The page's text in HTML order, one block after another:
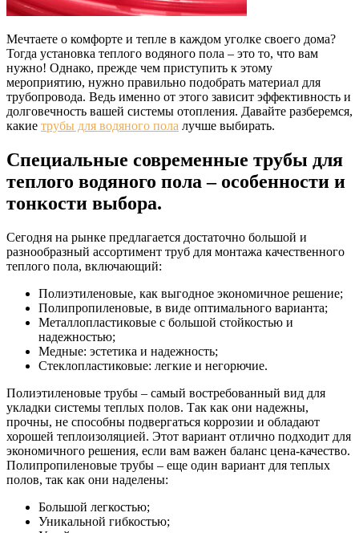
Мечтаете о комфорте и тепле в каждом уголке своего дома?
Тогда установка теплого водяного пола – это то, что вам
нужно! Однако, прежде чем приступить к этому
мероприятию, нужно правильно подобрать материал для
трубопровода. Ведь именно от этого зависит эффективность и
долговечность вашей системы отопления. Давайте разберемся,
какие трубы для водяного пола лучше выбирать.
Специальные современные трубы для
теплого водяного пола – особенности и
тонкости выбора.
Сегодня на рынке предлагается достаточно большой и
разнообразный ассортимент труб для монтажа качественного
теплого пола, включающий:
Полиэтиленовые, как выгодное экономичное решение;
Полипропиленовые, в виде оптимального варианта;
Металлопластиковые с большой стойкостью и
надежностью;
Медные: эстетика и надежность;
Стеклопластиковые: легкие и негорючие.
Полиэтиленовые трубы – самый востребованный вид для
укладки системы теплых полов. Так как они надежны,
прочны, не способны подвергаться коррозии и обладают
хорошей теплоизоляцией. Этот вариант отлично подходит для
экономичного решения, если вам важен баланс цена-качество.
Полипропиленовые трубы – еще один вариант для теплых
полов, так как они наделены:
Большой легкостью;
Уникальной гибкостью;